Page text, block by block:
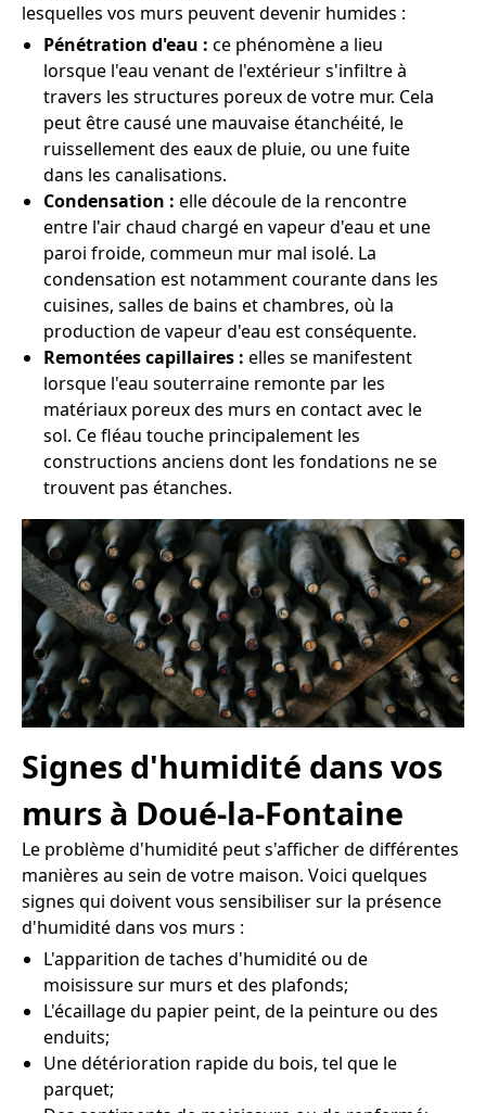
lesquelles vos murs peuvent devenir humides :
Pénétration d'eau : ce phénomène a lieu
lorsque l'eau venant de l'extérieur s'infiltre à
travers les structures poreux de votre mur. Cela
peut être causé une mauvaise étanchéité, le
ruissellement des eaux de pluie, ou une fuite
dans les canalisations.
Condensation : elle découle de la rencontre
entre l'air chaud chargé en vapeur d'eau et une
paroi froide, commeun mur mal isolé. La
condensation est notamment courante dans les
cuisines, salles de bains et chambres, où la
production de vapeur d'eau est conséquente.
Remontées capillaires : elles se manifestent
lorsque l'eau souterraine remonte par les
matériaux poreux des murs en contact avec le
sol. Ce fléau touche principalement les
constructions anciens dont les fondations ne se
trouvent pas étanches.
Signes d'humidité dans vos
murs à Doué-la-Fontaine
Le problème d'humidité peut s'afficher de différentes
manières au sein de votre maison. Voici quelques
signes qui doivent vous sensibiliser sur la présence
d'humidité dans vos murs :
L'apparition de taches d'humidité ou de
moisissure sur murs et des plafonds;
L'écaillage du papier peint, de la peinture ou des
enduits;
Une détérioration rapide du bois, tel que le
parquet;